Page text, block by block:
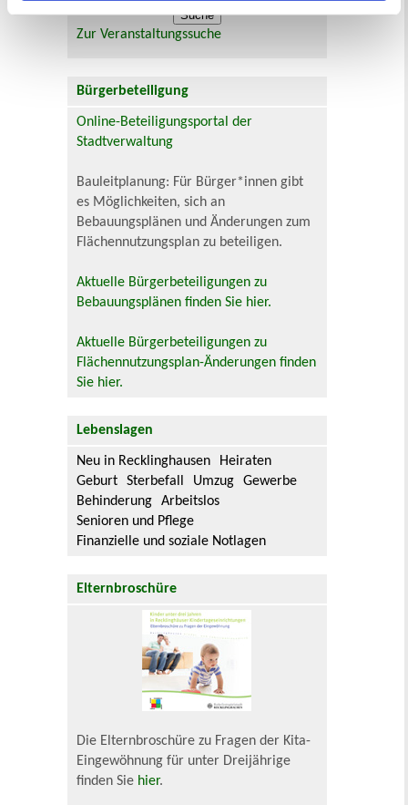
Zur Veranstaltungssuche
Bürgerbeteiligung
Online-Beteiligungsportal der
Stadtverwaltung
Bauleitplanung: Für Bürger*innen gibt
es Möglichkeiten, sich an
Bebauungsplänen und Änderungen zum
Flächennutzungsplan zu beteiligen.
Aktuelle Bürgerbeteiligungen zu
Bebauungsplänen finden Sie hier.
Aktuelle Bürgerbeteiligungen zu
Flächennutzungsplan-Änderungen finden
Sie hier.
Lebenslagen
Neu in Recklinghausen
Heiraten
Geburt
Sterbefall Umzug
Gewerbe
Behinderung
Arbeitslos
Senioren und Pflege
Finanzielle und soziale Notlagen
Elternbroschüre
Die Elternbroschüre zu Fragen der Kita-
Eingewöhnung für unter Dreijährige
finden Sie hier.